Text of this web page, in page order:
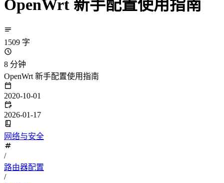
OpenWrt 新手配置使用指南
1509 字
8 分钟
OpenWrt 新手配置使用指南
2020-10-01
2026-01-17
网络与安全
/
路由器配置
/